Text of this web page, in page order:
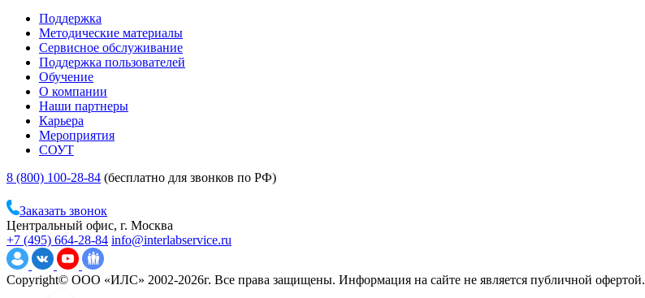
Поддержка
Методические материалы
Сервисное обслуживание
Поддержка пользователей
Обучение
О компании
Наши партнеры
Карьера
Мероприятия
СОУТ
8 (800) 100-28-84 (бесплатно для звонков по РФ)
Заказать звонок
Центральный офис, г. Москва
+7 (495) 664-28-84 info@interlabservice.ru
Copyright© ООО «ИЛС» 2002-2026г. Все права защищены. Информация на сайте не является публичной офертой.